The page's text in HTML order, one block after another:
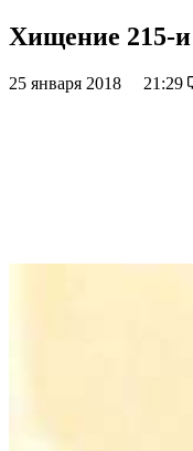
Хищение 215-
25 января 2018 21:29